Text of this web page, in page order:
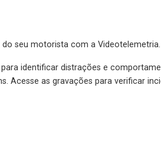
seu motorista com a Videotelemetria.
identificar distrações e
Acesse as gravações para verificar